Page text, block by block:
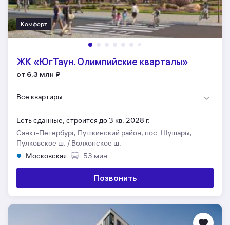
Комфорт
ЖК «ЮгТаун. Олимпийские кварталы»
от 6,3 млн ₽
Все квартиры
Есть сданные, строится до 3 кв. 2028 г.
Санкт-Петербург, Пушкинский район, пос. Шушары,
Пулковское ш. / Волхонское ш.
Московская
53 мин.
Позвонить